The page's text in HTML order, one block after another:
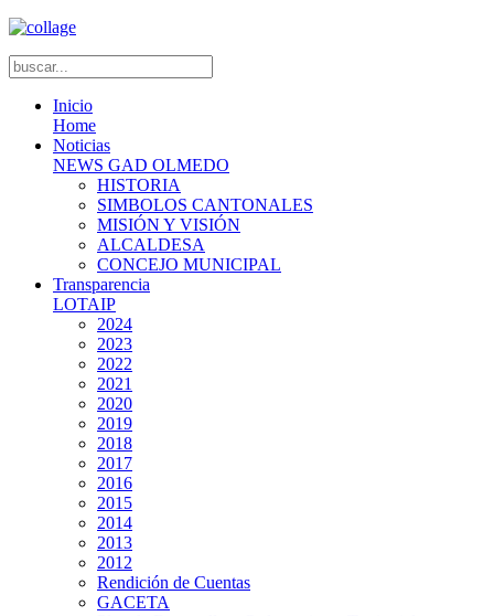
Inicio
Home
Noticias
NEWS GAD OLMEDO
HISTORIA
SIMBOLOS CANTONALES
MISIÓN Y VISIÓN
ALCALDESA
CONCEJO MUNICIPAL
Transparencia
LOTAIP
2024
2023
2022
2021
2020
2019
2018
2017
2016
2015
2014
2013
2012
Rendición de Cuentas
GACETA